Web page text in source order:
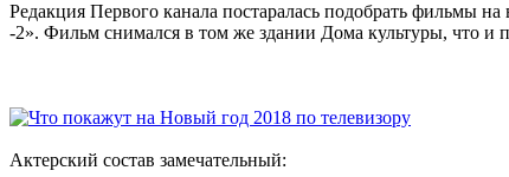
Редакция Первого канала постаралась подобрать фильмы
-2». Фильм снимался в том же здании Дома культуры, что и
Актерский состав замечательный: